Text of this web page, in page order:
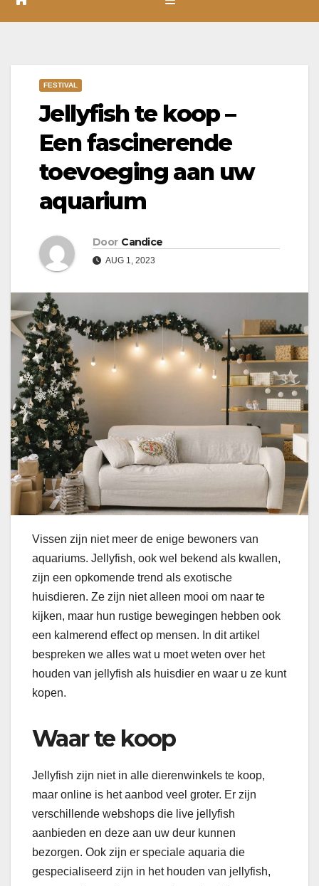
FESTIVAL
Jellyfish te koop –
Een fascinerende
toevoeging aan uw
aquarium
Door Candice
AUG 1, 2023
Vissen zijn niet meer de enige bewoners van
aquariums. Jellyfish, ook wel bekend als kwallen,
zijn een opkomende trend als exotische
huisdieren. Ze zijn niet alleen mooi om naar te
kijken, maar hun rustige bewegingen hebben ook
een kalmerend effect op mensen. In dit artikel
bespreken we alles wat u moet weten over het
houden van jellyfish als huisdier en waar u ze kunt
kopen.
Waar te koop
Jellyfish zijn niet in alle dierenwinkels te koop,
maar online is het aanbod veel groter. Er zijn
verschillende webshops die live jellyfish
aanbieden en deze aan uw deur kunnen
bezorgen. Ook zijn er speciale aquaria die
gespecialiseerd zijn in het houden van jellyfish,